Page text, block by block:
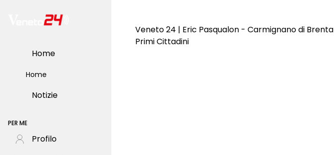
Home
Home
Notizie
PER ME
Profilo
Veneto 24 | Eric Pasqualon - Carmignano di Brenta
Primi Cittadini